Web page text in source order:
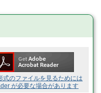
式のファイルを見るためには
が必要な場合があります